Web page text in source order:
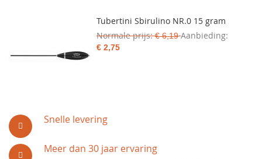
Snelle levering
Meer dan 30 jaar ervaring
Tubertini Sbirulino NR.0 15 gram
Normale prijs € 6,19 Aanbieding
€ 2,75